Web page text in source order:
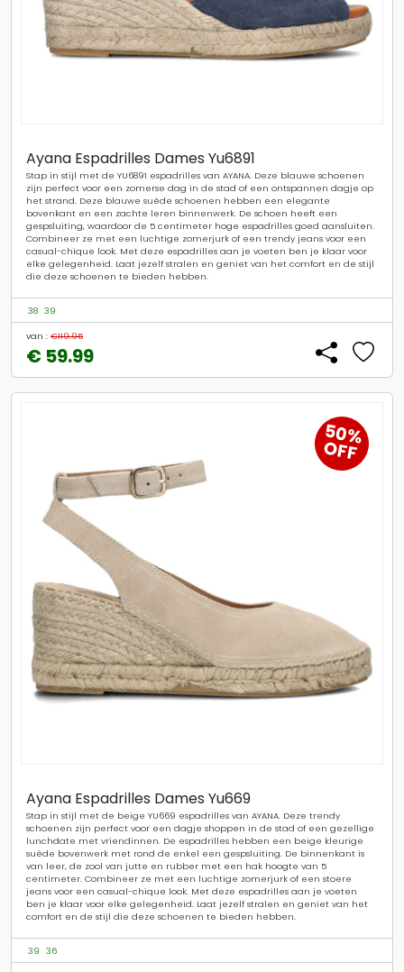
Ayana Espadrilles Dames Yu6891
Stap in stijl met de YU6891 espadrilles van AYANA. Deze blauwe schoenen
zijn perfect voor een zomerse dag in de stad of een ontspannen dagje op
het strand. Deze blauwe suède schoenen hebben een elegante
bovenkant en een zachte leren binnenwerk. De schoen heeft een
gespsluiting, waardoor de 5 centimeter hoge espadrilles goed aansluiten.
Combineer ze met een luchtige zomerjurk of een trendy jeans voor een
casual-chique look. Met deze espadrilles aan je voeten ben je klaar voor
elke gelegenheid. Laat jezelf stralen en geniet van het comfort en de stijl
die deze schoenen te bieden hebben.
38 39
van : €119.95
€ 59.99
50%
OFF
Ayana Espadrilles Dames Yu669
Stap in stijl met de beige YU669 espadrilles van AYANA. Deze trendy
schoenen zijn perfect voor een dagje shoppen in de stad of een gezellige
lunchdate met vriendinnen. De espadrilles hebben een beige kleurige
suède bovenwerk met rond de enkel een gespsluiting. De binnenkant is
van leer, de zool van jutte en rubber met een hak hoogte van 5
centimeter. Combineer ze met een luchtige zomerjurk of een stoere
jeans voor een casual-chique look. Met deze espadrilles aan je voeten
ben je klaar voor elke gelegenheid. Laat jezelf stralen en geniet van het
comfort en de stijl die deze schoenen te bieden hebben.
39 36